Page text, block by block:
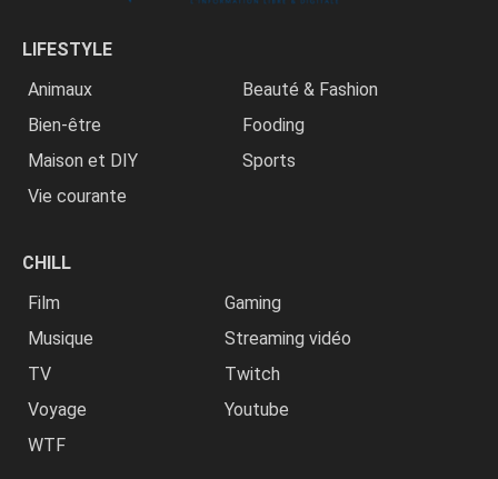
LIFESTYLE
Animaux
Beauté & Fashion
Bien-être
Fooding
Maison et DIY
Sports
Vie courante
CHILL
Film
Gaming
Musique
Streaming vidéo
TV
Twitch
Voyage
Youtube
WTF